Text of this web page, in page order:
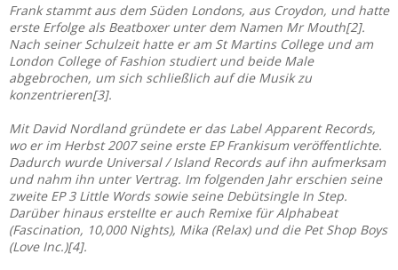
Frank stammt aus dem Süden Londons, aus Croydon, und hatte
erste Erfolge als Beatboxer unter dem Namen Mr Mouth[2].
Nach seiner Schulzeit hatte er am St Martins College und am
London College of Fashion studiert und beide Male
abgebrochen, um sich schließlich auf die Musik zu
konzentrieren[3].
Mit David Nordland gründete er das Label Apparent Records,
wo er im Herbst 2007 seine erste EP Frankisum veröffentlichte.
Dadurch wurde Universal / Island Records auf ihn aufmerksam
und nahm ihn unter Vertrag. Im folgenden Jahr erschien seine
zweite EP 3 Little Words sowie seine Debütsingle In Step.
Darüber hinaus erstellte er auch Remixe für Alphabeat
(Fascination, 10,000 Nights), Mika (Relax) und die Pet Shop Boys
(Love Inc.)[4].